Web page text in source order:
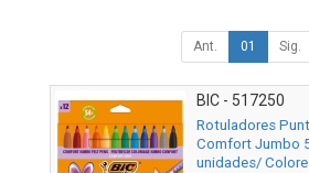
Ant. 01 Sig.
BIC - 517250
Rotuladores
Comfort Jumbo
unidades/